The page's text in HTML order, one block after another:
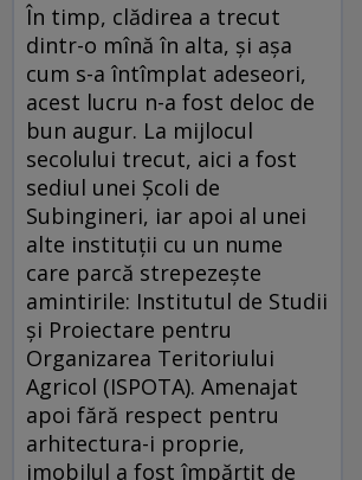
În timp, clădirea a trecut
dintr-o mînă în alta, şi aşa
cum s-a întîmplat adeseori,
acest lucru n-a fost deloc de
bun augur. La mijlocul
secolului trecut, aici a fost
sediul unei Şcoli de
Subingineri, iar apoi al unei
alte instituţii cu un nume
care parcă strepezeşte
amintirile: Institutul de Studii
şi Proiectare pentru
Organizarea Teritoriului
Agricol (ISPOTA). Amenajat
apoi fără respect pentru
arhitectura-i proprie,
imobilul a fost împărţit de